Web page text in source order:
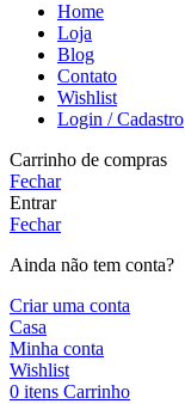
Home
Loja
Blog
Contato
Wishlist
Login / Cadastro
Carrinho de compras
Fechar
Entrar
Fechar
Ainda não tem conta?
Criar uma conta
Casa
Minha conta
Wishlist
0 itens Carrinho